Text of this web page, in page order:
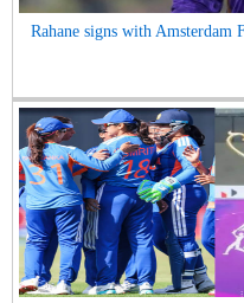
Rahane signs with